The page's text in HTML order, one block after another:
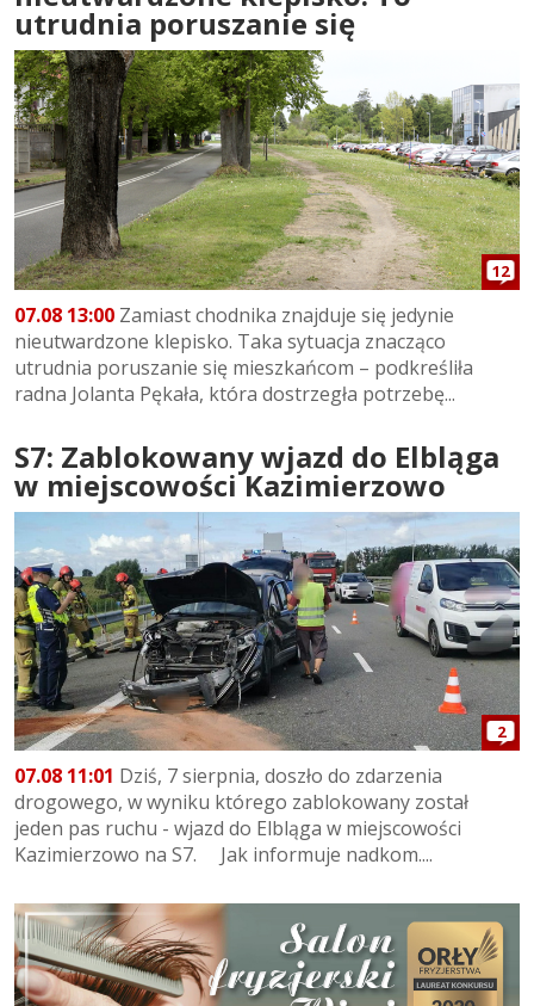
utrudnia poruszanie się
12
07.08 13:00 Zamiast chodnika znajduje się jedynie
nieutwardzone klepisko. Taka sytuacja znacząco
utrudnia poruszanie się mieszkańcom – podkreśliła
radna Jolanta Pękała, która dostrzegła potrzebę...
S7: Zablokowany wjazd do Elbląga
w miejscowości Kazimierzowo
2
07.08 11:01 Dziś, 7 sierpnia, doszło do zdarzenia
drogowego, w wyniku którego zablokowany został
jeden pas ruchu - wjazd do Elbląga w miejscowości
Kazimierzowo na S7. Jak informuje nadkom....